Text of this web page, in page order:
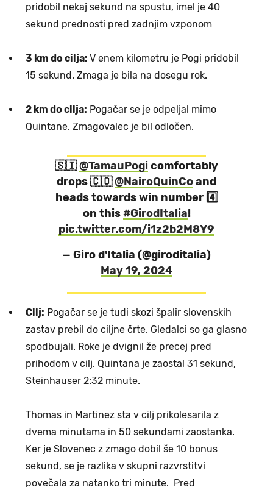
pridobil nekaj sekund na spustu, imel je 40
sekund prednosti pred zadnjim vzponom
3 km do cilja: V enem kilometru je Pogi pridobil
15 sekund. Zmaga je bila na dosegu rok.
2 km do cilja: Pogačar se je odpeljal mimo
Quintane. Zmagovalec je bil odločen.
🇸🇮@TamauPogi comfortably
drops 🇨🇴@NairoQuinCoand
heads towards win number 4️⃣
on this#GirodItalia!
pic.twitter.com/i1z2b2M8Y9
— Giro d'Italia (@giroditalia)
May 19, 2024
Cilj: Pogačar se je tudi skozi špalir slovenskih
zastav prebil do ciljne črte. Gledalci so ga glasno
spodbujali. Roke je dvignil že precej pred
prihodom v cilj. Quintana je zaostal 31 sekund,
Steinhauser 2:32 minute.
Thomas in Martinez sta v cilj prikolesarila z
dvema minutama in 50 sekundami zaostanka.
Ker je Slovenec z zmago dobil še 10 bonus
sekund, se je razlika v skupni razvrstitvi
povečala za natanko tri minute. Pred